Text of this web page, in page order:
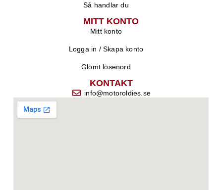
Så handlar du
MITT KONTO
Mitt konto
Logga in / Skapa konto
Glömt lösenord
KONTAKT
info@motoroldies.se